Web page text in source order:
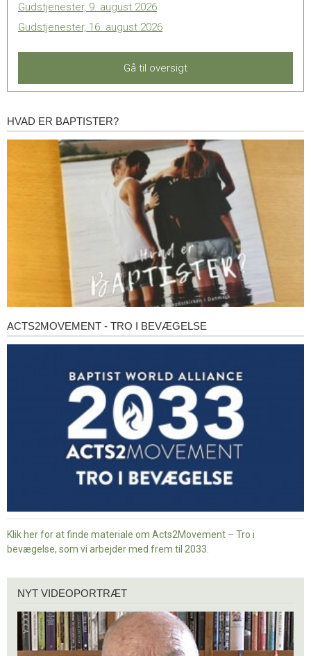
Gudstjenester, 9. august 2026
Gudstjenester, 16. august 2026
Gå til oversigt
Hvad
HVAD ER BAPTISTER?
Acts2Movement
ACTS2MOVEMENT - TRO I BEVÆGELSE
Klik her for at finde materiale om Acts2Movement – Tro i
bevægelse, som vi arbejder med frem til 2033.
videoportræt
NYT VIDEOPORTRÆT